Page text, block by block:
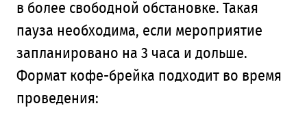
в более свободной обстановке. Такая
пауза необходима, если мероприятие
запланировано на 3 часа и дольше.
Формат кофе-брейка подходит во время
проведения: